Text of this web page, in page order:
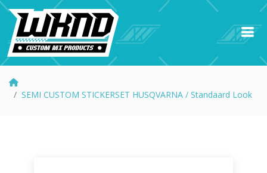
SEMI CUSTOM STICKERSET HUSQVARNA / Standaard Look